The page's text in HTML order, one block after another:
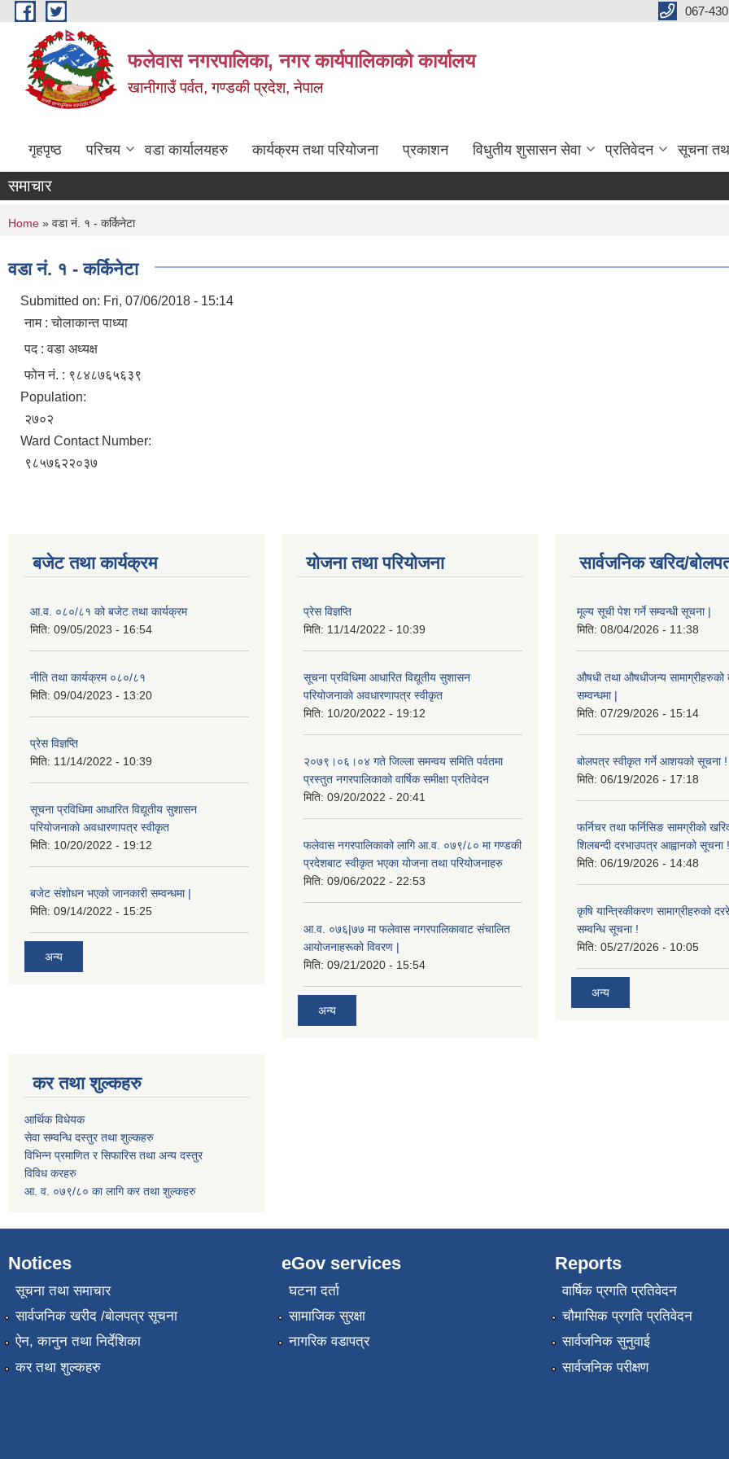
Skip to main content 067-
फलेवास नगरपालिका, नगर कार्यपालिकाको कार्यालय
खानीगाउँ पर्वत, गण्डकी प्रदेश, नेपाल
गृहपृष्ठ परिचय वडा कार्यालयहरु कार्यक्रम तथा परियोजना प्रकाशन विधुतीय शुसासन सेवा प्रतिवेदन सूचना
समाचार
You are here
Home » वडा नं. १ - कर्किनेटा
वडा नं. १ - कर्किनेटा
Submitted on: Fri, 07/06/2018 - 15:14
नाम : चोलाकान्त पाध्या
पद : वडा अध्यक्ष
फोन नं. : ९८४८७६५६३९
Population:
२७०२
Ward Contact Number:
९८५७६२२०३७
बजेट तथा कार्यक्रम
आ.व. ०८०/८१ को बजेट तथा कार्यक्रम
मिति: 09/05/2023 - 16:54
नीति तथा कार्यक्रम ०८०/८१
मिति: 09/04/2023 - 13:20
प्रेस विज्ञप्ति
मिति: 11/14/2022 - 10:39
सूचना प्रविधिमा आधारित विद्यूतीय सुशासन
परियाेजनाकाे अवधारणापत्र स्वीकृत
मिति: 10/20/2022 - 19:12
बजेट संशोधन भएको जानकारी सम्वन्धमा |
मिति: 09/14/2022 - 15:25
अन्य
योजना तथा परियोजना
प्रेस विज्ञप्ति
मिति: 11/14/2022 - 10:39
सूचना प्रविधिमा आधारित विद्यूतीय सुशासन
परियाेजनाकाे अवधारणापत्र स्वीकृत
मिति: 10/20/2022 - 19:12
२०७९।०६।०४ गते जिल्ला समन्वय समिति पर्वतमा
प्रस्तुत नगरपालिकाको वार्षिक समीक्षा प्रतिवेदन
मिति: 09/20/2022 - 20:41
फलेवास नगरपालिकाको लागि आ.व. ०७९/८० मा गण्डकी
प्रदेशबाट स्वीकृत भएका योजना तथा परियोजनाहरु
मिति: 09/06/2022 - 22:53
आ.व. ०७६|७७ मा फलेवास नगरपालिकावाट संचालित
आयोजनाहरूको विवरण |
मिति: 09/21/2020 - 15:54
अन्य
सार्वजनिक खरिद/
मूल्य सूची पेश गर्ने सम्वन्धी सूचना |
मिति: 08/04/2026 - 11:38
औषधी तथा औषधीजन्य सामाग्रीहरुको
सम्वन्धमा |
मिति: 07/29/2026 - 15:14
बोलपत्र स्वीकृत गर्ने आशयको सूचना !
मिति: 06/19/2026 - 17:18
फर्निचर तथा फर्निसिङ सामग्रीको
शिलबन्दी दरभाउपत्र आह्वानको सूचना !
मिति: 06/19/2026 - 14:48
कृषि यान्त्रिकीकरण सामाग्रीहरुको
सम्वन्धि सूचना !
मिति: 05/27/2026 - 10:05
अन्य
कर तथा शुल्कहरु
आर्थिक विधेयक
सेवा सम्वन्धि दस्तुर तथा शुल्कहरु
विभिन्न प्रमाणित र सिफारिस तथा अन्य दस्तुर
विविध करहरु
आ. व. ०७९/८० का लागि कर तथा शुल्कहरु
Notices
सूचना तथा समाचार
सार्वजनिक खरीद /बोलपत्र सूचना
ऐन, कानुन तथा निर्देशिका
कर तथा शुल्कहरु
eGov services
घटना दर्ता
सामाजिक सुरक्षा
नागरिक वडापत्र
Reports
वार्षिक प्रगति प्रतिवेदन
चौमासिक प्रगति प्रतिवेदन
सार्वजनिक सुनुवाई
सार्वजनिक परीक्षण